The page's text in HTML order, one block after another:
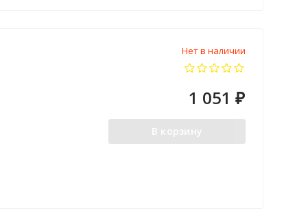
Нет в наличии
1 051 ₽
В корзину